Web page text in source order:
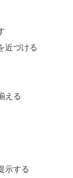
近づける
える
示する